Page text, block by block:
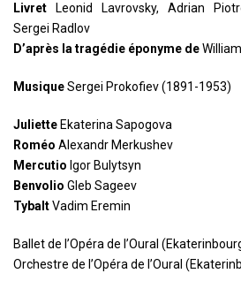
Livret Leonid Lavrovsky, Adrian
Sergei Radlov
D’après la tragédie éponyme de
MusiqueSergei Prokofiev (1891-1953)
Juliette Ekaterina Sapogova
Roméo Alexandr Merkushev
Mercutio Igor Bulytsyn
Benvolio Gleb Sageev
TybaltVadim Eremin
Ballet de l’Opéra de l’Oural
Orchestre de l’Opéra de l’Oural